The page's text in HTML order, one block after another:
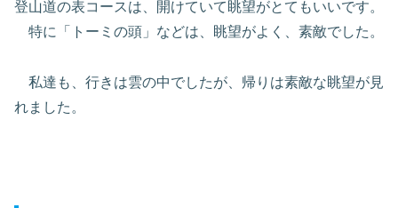
登山道の表コースは、開けていて眺望がとてもいいです。
特に「トーミの頭」などは、眺望がよく、素敵でした。
私達も、行きは雲の中でしたが、帰りは素敵な眺望が見
れました。